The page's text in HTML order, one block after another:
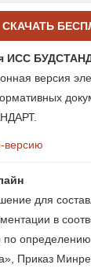
СКАЧАТЬ
ИСС
версия
версию
для
в
по
Приказ